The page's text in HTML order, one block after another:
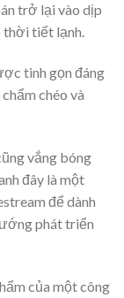
trở lại vào dịp
thời tiết lạnh.
tinh gọn đáng
chéo và
vắng bóng
đây là một
để dành
phát triển
của một công